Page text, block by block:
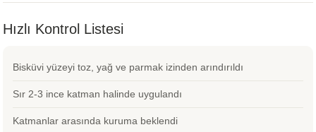
Hızlı Kontrol Listesi
Bisküvi yüzeyi toz, yağ ve parmak izinden arındırıldı
Sır 2-3 ince katman halinde uygulandı
Katmanlar arasında kuruma beklendi